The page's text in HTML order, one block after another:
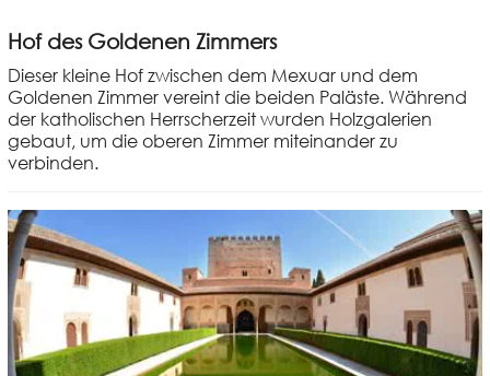
Hof des Goldenen Zimmers
Dieser kleine Hof zwischen dem Mexuar und dem
Goldenen Zimmer vereint die beiden Paläste. Während
der katholischen Herrscherzeit wurden Holzgalerien
gebaut, um die oberen Zimmer miteinander zu
verbinden.